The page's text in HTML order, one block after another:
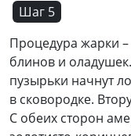
Шаг 5
Процедура жарки
блинов и
пузырьки начнут
в сковородке.
С обеих сторон